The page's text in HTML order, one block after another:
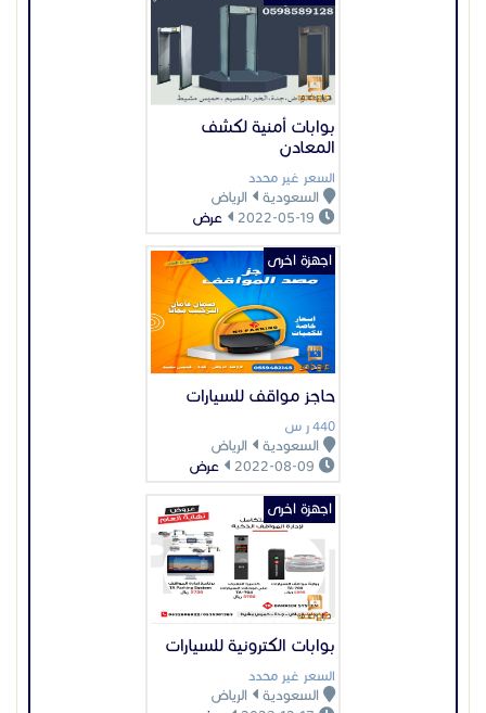
بوابات أمنية لكشف
المعادن
السعر غير محدد
السعودية
الرياض
عرض
حاجز مواقف للسيارات
440 ر س
السعودية
الرياض
عرض
اجهزة اخرى
بوابات الكترونية للسيارات
السعر غير محدد
السعودية
الرياض
اجهزة اخرى